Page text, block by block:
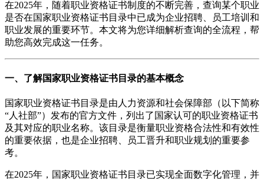
在2025年，随着职业资格证书制度的不断完善，查询某个职业
是否在国家职业资格证书目录中已成为企业招聘、员工培训和
职业发展的重要环节。本文将为您详细解析查询的全流程，帮
助您高效完成这一任务。
一、了解国家职业资格证书目录的基本概念
国家职业资格证书目录是由人力资源和社会保障部（以下简称
“人社部”）发布的官方文件，列出了国家认可的职业资格证书
及其对应的职业名称。该目录是衡量职业资格合法性和有效性
的重要依据，也是企业招聘、员工晋升和职业规划的重要参
考。
在2025年，国家职业资格证书目录已实现全面数字化管理，并